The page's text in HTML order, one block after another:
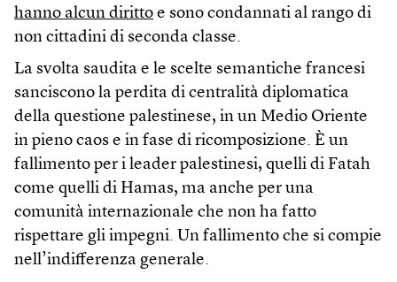
hanno alcun diritto e sono condannati al rango di
non cittadini di seconda classe.
La svolta saudita e le scelte semantiche francesi
sanciscono la perdita di centralità diplomatica
della questione palestinese, in un Medio Oriente
in pieno caos e in fase di ricomposizione. È un
fallimento per i leader palestinesi, quelli di Fatah
come quelli di Hamas, ma anche per una
comunità internazionale che non ha fatto
rispettare gli impegni. Un fallimento che si compie
nell’indifferenza generale.